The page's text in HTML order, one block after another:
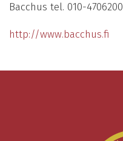
Bacchus tel. 010-4706200
http://www.bacchus.fi